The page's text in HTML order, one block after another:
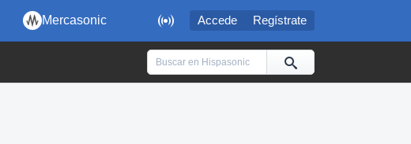
 Accede Regístrate
Mercasonic